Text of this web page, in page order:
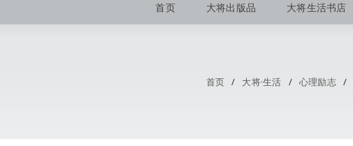
首页 大将出版品 大将生活书店
首页 / 大将·生活 / 心理励志 /